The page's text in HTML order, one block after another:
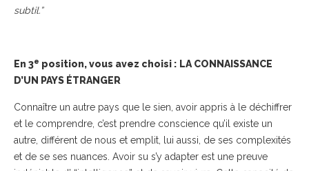
subtil.”
En 3e position, vous avez choisi : LA CONNAISSANCE
D’UN PAYS ÉTRANGER
Connaître un autre pays que le sien, avoir appris à le déchiffrer
et le comprendre, c’est prendre conscience qu’il existe un
autre, différent de nous et emplit, lui aussi, de ses complexités
et de se ses nuances. Avoir su s’y adapter est une preuve